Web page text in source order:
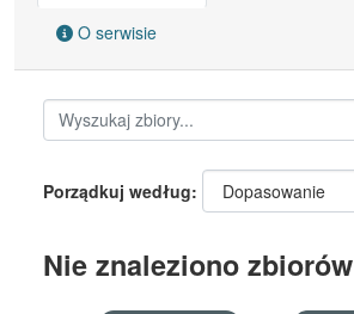
O serwisie
Porządkuj według
Nie znaleziono zbiorów